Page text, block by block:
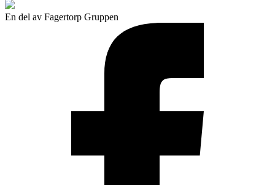
En del av Fagertorp Gruppen